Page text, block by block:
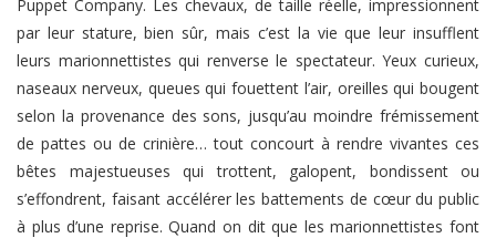
Puppet Company. Les chevaux, de taille réelle, impressionnent
par leur stature, bien sûr, mais c’est la vie que leur insufflent
leurs marionnettistes qui renverse le spectateur. Yeux curieux,
naseaux nerveux, queues qui fouettent l’air, oreilles qui bougent
selon la provenance des sons, jusqu’au moindre frémissement
de pattes ou de crinière… tout concourt à rendre vivantes ces
bêtes majestueuses qui trottent, galopent, bondissent ou
s’effondrent, faisant accélérer les battements de cœur du public
à plus d’une reprise. Quand on dit que les marionnettistes font